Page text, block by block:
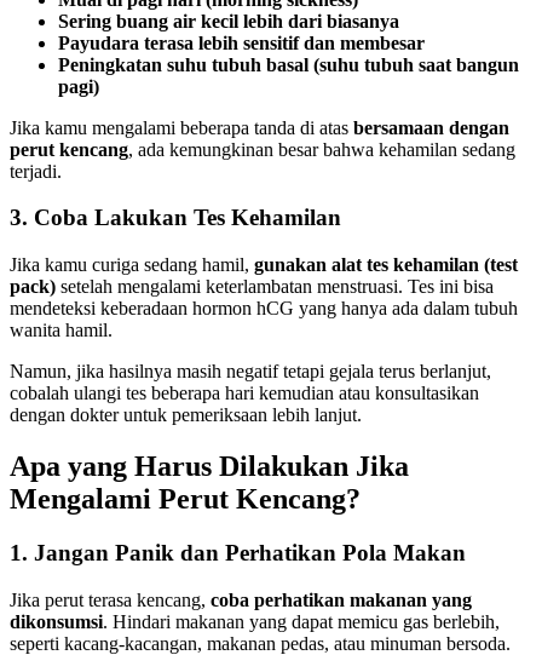
Sering buang air kecil lebih dari biasanya
Payudara terasa lebih sensitif dan membesar
Peningkatan suhu tubuh basal (suhu tubuh saat bangun
pagi)
Jika kamu mengalami beberapa tanda di atas bersamaan dengan
perut kencang, ada kemungkinan besar bahwa kehamilan sedang
terjadi.
3. Coba Lakukan Tes Kehamilan
Jika kamu curiga sedang hamil, gunakan alat tes kehamilan (test
pack) setelah mengalami keterlambatan menstruasi. Tes ini bisa
mendeteksi keberadaan hormon hCG yang hanya ada dalam tubuh
wanita hamil.
Namun, jika hasilnya masih negatif tetapi gejala terus berlanjut,
cobalah ulangi tes beberapa hari kemudian atau konsultasikan
dengan dokter untuk pemeriksaan lebih lanjut.
Apa yang Harus Dilakukan Jika
Mengalami Perut Kencang?
1. Jangan Panik dan Perhatikan Pola Makan
Jika perut terasa kencang, coba perhatikan makanan yang
dikonsumsi. Hindari makanan yang dapat memicu gas berlebih,
seperti kacang-kacangan, makanan pedas, atau minuman bersoda.